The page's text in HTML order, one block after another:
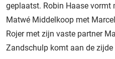
geplaatst. Robin Haase vormt
Matwé Middelkoop met
Rojer met zijn vaste partner
Zandschulp komt aan de